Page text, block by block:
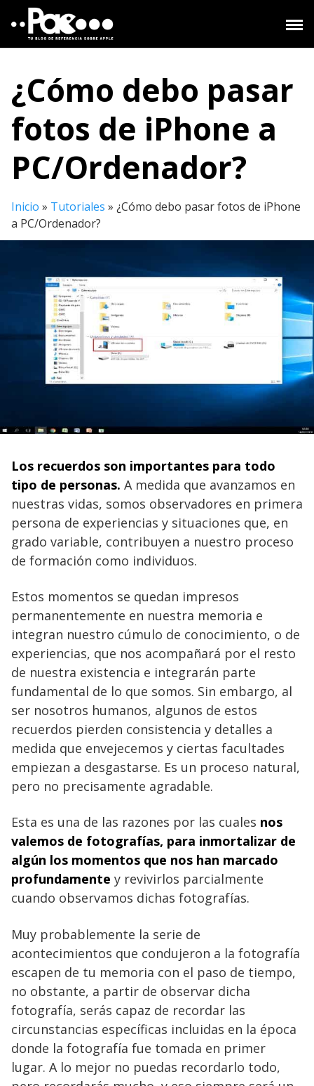
Saltar
contenido
¿Cómo debo pasar
fotos de iPhone a
PC/Ordenador?
Inicio » Tutoriales » ¿Cómo debo pasar fotos de iPhone
a PC/Ordenador?
Los recuerdos son importantes para todo
tipo de personas. A medida que avanzamos en
nuestras vidas, somos observadores en primera
persona de experiencias y situaciones que, en
grado variable, contribuyen a nuestro proceso
de formación como individuos.
Estos momentos se quedan impresos
permanentemente en nuestra memoria e
integran nuestro cúmulo de conocimiento, o de
experiencias, que nos acompañará por el resto
de nuestra existencia e integrarán parte
fundamental de lo que somos. Sin embargo, al
ser nosotros humanos, algunos de estos
recuerdos pierden consistencia y detalles a
medida que envejecemos y ciertas facultades
empiezan a desgastarse. Es un proceso natural,
pero no precisamente agradable.
Esta es una de las razones por las cuales nos
valemos de fotografías, para inmortalizar de
algún los momentos que nos han marcado
profundamente y revivirlos parcialmente
cuando observamos dichas fotografías.
Muy probablemente la serie de
acontecimientos que condujeron a la fotografía
escapen de tu memoria con el paso de tiempo,
no obstante, a partir de observar dicha
fotografía, serás capaz de recordar las
circunstancias específicas incluidas en la época
donde la fotografía fue tomada en primer
lugar. A lo mejor no puedas recordarlo todo,